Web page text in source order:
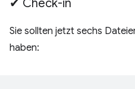
✔︎ Check-in
Sie sollten jetzt sechs
haben: